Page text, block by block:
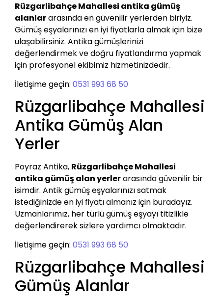
Rüzgarlibahçe Mahallesi antika gümüş
alanlararasında en güvenilir yerlerden biriyiz.
Gümüş eşyalarınızı en iyi fiyatlarla almak için bize
ulaşabilirsiniz. Antika gümüşlerinizi
değerlendirmek ve doğru fiyatlandırma yapmak
için profesyonel ekibimiz hizmetinizdedir.
İletişime geçin: 0531 993 68 50
Rüzgarlibahçe Mahallesi
Antika Gümüş Alan
Yerler
Poyraz Antika, Rüzgarlibahçe Mahallesi
antika gümüş alan yerlerarasında güvenilir bir
isimdir. Antik gümüş eşyalarınızı satmak
istediğinizde en iyi fiyatı almanız için buradayız.
Uzmanlarımız, her türlü gümüş eşyayı titizlikle
değerlendirerek sizlere yardımcı olmaktadır.
İletişime geçin: 0531 993 68 50
Rüzgarlibahçe Mahallesi
Gümüş Alanlar